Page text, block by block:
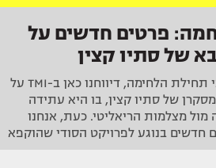
פרטים חדשים על
של סתיו קצין
מספר שבועות לפני תחילת הלחימה, דיווחנו כאן ב-TMI על
של סתיו קצין, בו היא עתידה
מצלמות הריאליטי. כעת, אנחנו
חדשים בנוגע לפרויקט הסודי שהוקפא